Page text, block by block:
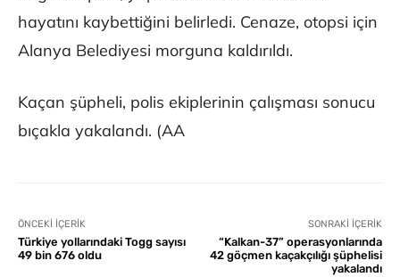
hayatını kaybettiğini belirledi. Cenaze, otopsi için
Alanya Belediyesi morguna kaldırıldı.
Kaçan şüpheli, polis ekiplerinin çalışması sonucu
bıçakla yakalandı. (AA
ÖNCEKI İÇERIK
Türkiye yollarındaki Togg sayısı
49 bin 676 oldu
SONRAKI İÇERIK
“Kalkan-37” operasyonlarında
42 göçmen kaçakçılığı şüphelisi
yakalandı